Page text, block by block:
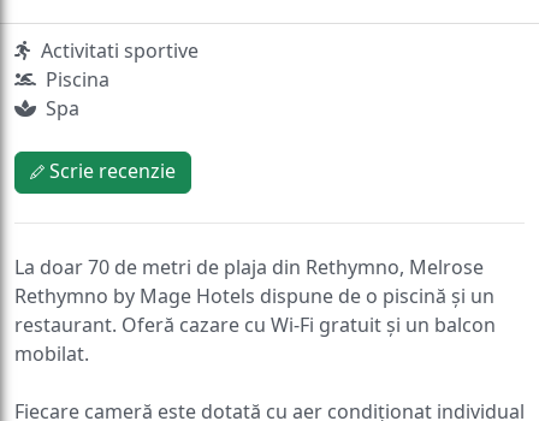
Activitati sportive
Piscina
Spa
Scrie recenzie
La doar 70 de metri de plaja din Rethymno, Melrose
Rethymno by Mage Hotels dispune de o piscină și un
restaurant. Oferă cazare cu Wi-Fi gratuit și un balcon
mobilat.
Fiecare cameră este dotată cu aer condiționat individual